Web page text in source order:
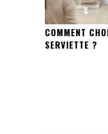
COMMENT
SERVIETTE ?